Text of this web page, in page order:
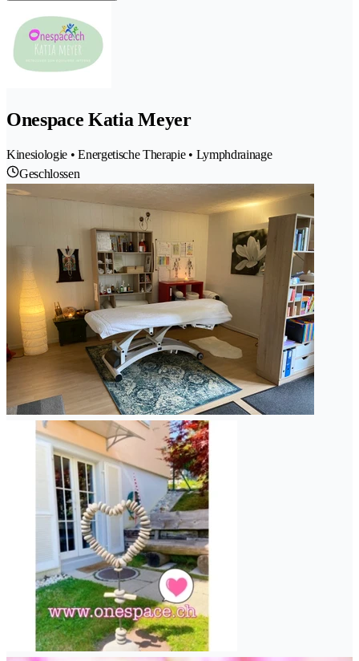
Onespace Katia Meyer
Kinesiologie • Energetische Therapie • Lymphdrainage
Geschlossen